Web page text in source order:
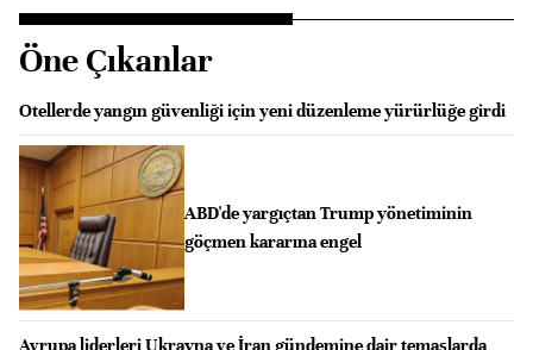
Öne Çıkanlar
Otellerde yangın güvenliği için yeni düzenleme yürürlüğe girdi
ABD'de yargıçtan Trump yönetiminin
göçmen kararına engel
Avrupa liderleri Ukrayna ve İran gündemine dair temaslarda